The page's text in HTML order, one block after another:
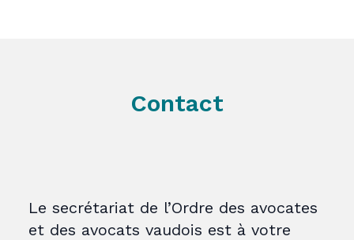
Contact
Le secrétariat de l’Ordre des avocates
et des avocats vaudois est à votre